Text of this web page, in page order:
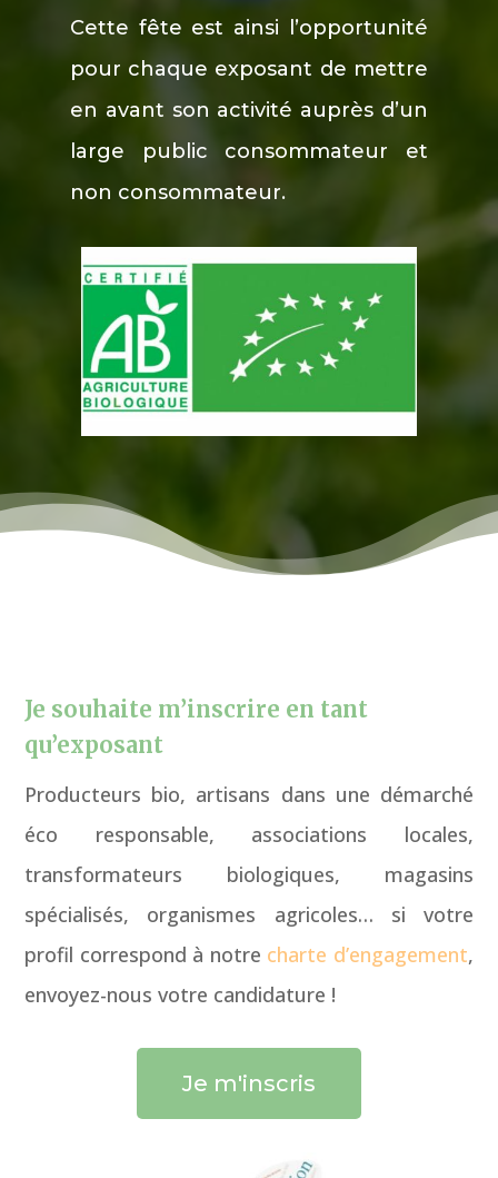
Cette fête est ainsi l’opportunité
pour chaque exposant de mettre
en avant son activité auprès d’un
large public consommateur et
non consommateur.
Je souhaite m’inscrire en tant
qu’exposant
Producteurs bio, artisans dans une démarché
éco responsable, associations locales,
transformateurs biologiques, magasins
spécialisés, organismes agricoles… si votre
profil correspond à notre charte d’engagement,
envoyez-nous votre candidature !
Je m'inscris